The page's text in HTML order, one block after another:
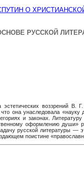
О
РУССКОЙ
эстетических воззрений
она унаследовала
и законах.
оформлению души»
русской литературы —
поистине